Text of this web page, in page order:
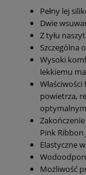
Pełny lej
Dwie
Z tyłu
Szczególna
Wysoki
lekkiemu
powietrza,
Pink
Elastyczne
Możliwość